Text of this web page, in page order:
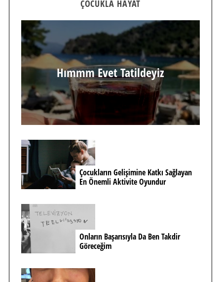
ÇOCUKLA HAYAT
Hımmm Evet Tatildeyiz
Çocukların Gelişimine Katkı Sağlayan
En Önemli Aktivite Oyundur
Onların Başarısıyla Da Ben Takdir
Göreceğim